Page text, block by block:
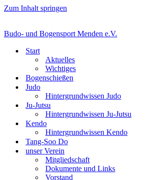
Zum Inhalt springen
Budo- und Bogensport Menden e.V.
Start
Aktuelles
Wichtiges
Bogenschießen
Judo
Hintergrundwissen Judo
Ju-Jutsu
Hintergrundwissen Ju-Jutsu
Kendo
Hintergrundwissen Kendo
Tang-Soo Do
unser Verein
Mitgliedschaft
Dokumente und Links
Vorstand